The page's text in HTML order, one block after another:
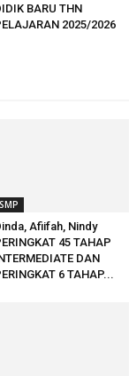
BARU THN
2025/2026
SMP
Afiifah, Nindy
45 TAHAP
DAN
6 TAHAP...